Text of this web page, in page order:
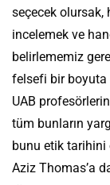
seçecek olursak,
incelemek ve
belirlememiz
felsefi bir boyuta
UAB
tüm bunların
bunu etik
Aziz Thomas’a